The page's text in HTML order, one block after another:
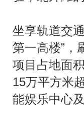
坐享轨道交
第一高楼”，
项目占地面
15万平方米
能娱乐中心